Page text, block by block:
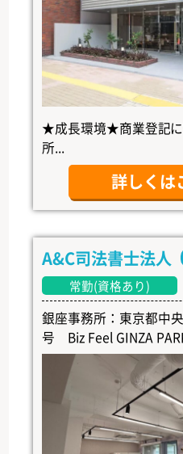
★成長環境★商業登記
所...
詳しくは
A&C司法書士法人
常勤(資格あり)
銀座事務所：東京都中
号 Biz Feel GINZA